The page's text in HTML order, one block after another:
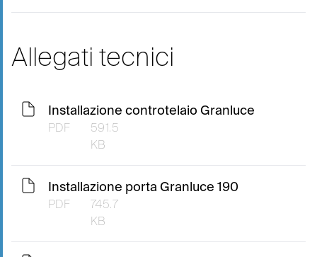
Allegati tecnici
Installazione controtelaio Granluce
PDF
591.5
KB
Installazione porta Granluce 190
PDF
745.7
KB